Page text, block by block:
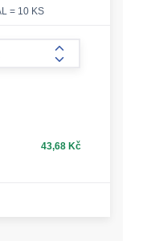
= 10 KS
form.increase-
43,68 Kč